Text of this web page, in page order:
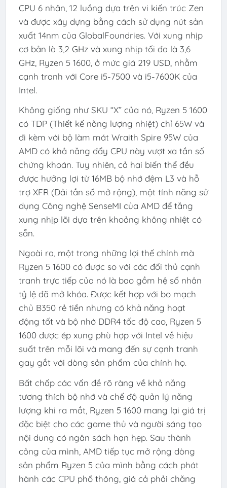
CPU 6 nhân, 12 luồng dựa trên vi kiến ​​trúc Zen
và được xây dựng bằng cách sử dụng nút sản
xuất 14nm của GlobalFoundries. Với xung nhịp
cơ bản là 3,2 GHz và xung nhịp tối đa là 3,6
GHz, Ryzen 5 1600, ở mức giá 219 USD, nhằm
cạnh tranh với Core i5-7500 và i5-7600K của
Intel.
Không giống như SKU “X” của nó, Ryzen 5 1600
có TDP (Thiết kế năng lượng nhiệt) chỉ 65W và
đi kèm với bộ làm mát Wraith Spire 95W của
AMD có khả năng đẩy CPU này vượt xa tần số
chứng khoán. Tuy nhiên, cả hai biến thể đều
được hưởng lợi từ 16MB bộ nhớ đệm L3 và hỗ
trợ XFR (Dải tần số mở rộng), một tính năng sử
dụng Công nghệ SenseMI của AMD để tăng
xung nhịp lõi dựa trên khoảng không nhiệt có
sẵn.
Ngoài ra, một trong những lợi thế chính mà
Ryzen 5 1600 có được so với các đối thủ cạnh
tranh trực tiếp của nó là bao gồm hệ số nhân
tỷ lệ đã mở khóa. Được kết hợp với bo mạch
chủ B350 rẻ tiền nhưng có khả năng hoạt
động tốt và bộ nhớ DDR4 tốc độ cao, Ryzen 5
1600 được ép xung phù hợp với Intel về hiệu
suất trên mỗi lõi và mang đến sự cạnh tranh
gay gắt với dòng sản phẩm của chính họ.
Bất chấp các vấn đề rõ ràng về khả năng
tương thích bộ nhớ và chế độ quản lý năng
lượng khi ra mắt, Ryzen 5 1600 mang lại giá trị
đặc biệt cho các game thủ và người sáng tạo
nội dung có ngân sách hạn hẹp. Sau thành
công của mình, AMD tiếp tục mở rộng dòng
sản phẩm Ryzen 5 của mình bằng cách phát
hành các CPU phổ thông, giá cả phải chăng